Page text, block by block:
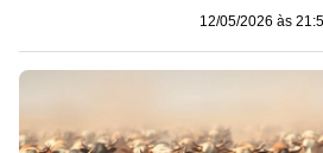
12/05/2026 às